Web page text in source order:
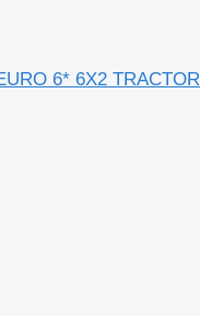
6* 6X2